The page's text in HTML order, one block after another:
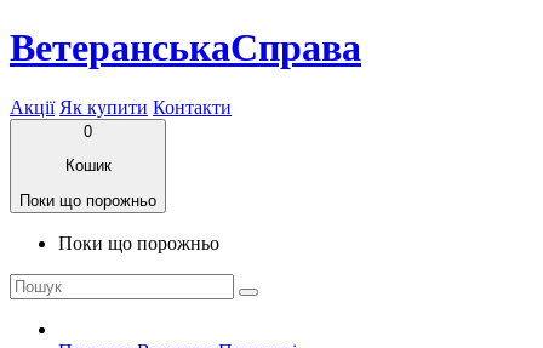
ВетеранськаСправа
Акції Як купити Контакти
0
Кошик
Поки що порожньо
Поки що порожньо